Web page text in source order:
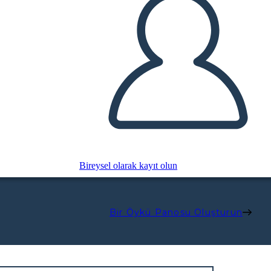
Bireysel olarak kayıt olun
Bir Öykü Panosu Oluşturun